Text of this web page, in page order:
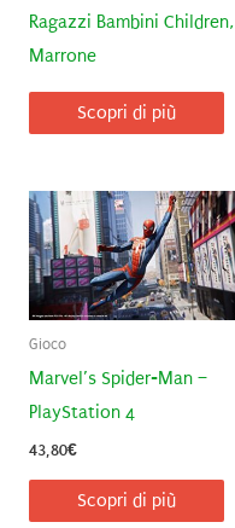
Ragazzi Bambini Children,
Marrone
Scopri di più
Gioco
Marvel’s Spider-Man –
PlayStation 4
43,80€
Scopri di più